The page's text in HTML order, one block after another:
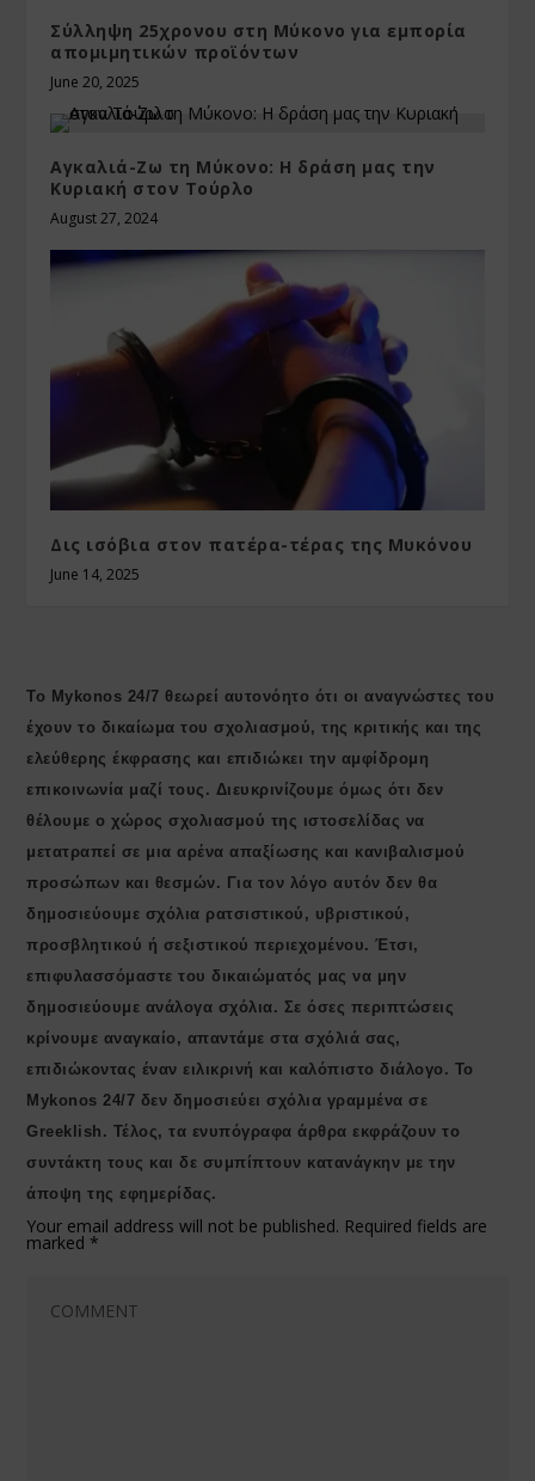
Σύλληψη 25χρονου στη Μύκονο για εμπορία
απομιμητικών προϊόντων
June 20, 2025
Αγκαλιά-Ζω τη Μύκονο: Η δράση μας την
Κυριακή στον Τούρλο
August 27, 2024
Δις ισόβια στον πατέρα-τέρας της Μυκόνου
June 14, 2025
Το Mykonos 24/7 θεωρεί αυτονόητο ότι οι αναγνώστες του
έχουν το δικαίωμα του σχολιασμού, της κριτικής και της
ελεύθερης έκφρασης και επιδιώκει την αμφίδρομη
επικοινωνία μαζί τους. Διευκρινίζουμε όμως ότι δεν
θέλουμε ο χώρος σχολιασμού της ιστοσελίδας να
μετατραπεί σε μια αρένα απαξίωσης και κανιβαλισμού
προσώπων και θεσμών. Για τον λόγο αυτόν δεν θα
δημοσιεύουμε σχόλια ρατσιστικού, υβριστικού,
προσβλητικού ή σεξιστικού περιεχομένου. Έτσι,
επιφυλασσόμαστε του δικαιώματός μας να μην
δημοσιεύουμε ανάλογα σχόλια. Σε όσες περιπτώσεις
κρίνουμε αναγκαίο, απαντάμε στα σχόλιά σας,
επιδιώκοντας έναν ειλικρινή και καλόπιστο διάλογο. Το
Μykonos 24/7 δεν δημοσιεύει σχόλια γραμμένα σε
Greeklish. Τέλος, τα ενυπόγραφα άρθρα εκφράζουν το
συντάκτη τους και δε συμπίπτουν κατανάγκην με την
άποψη της εφημερίδας.
Your email address will not be published. Required fields are
marked *